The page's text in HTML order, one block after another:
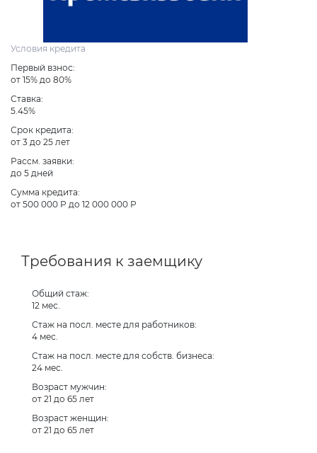
Условия кредита
Первый взнос:
от 15% до 80%
Ставка:
5.45%
Срок кредита:
от 3 до 25 лет
Рассм. заявки:
до 5 дней
Сумма кредита:
от 500 000 Р до 12 000 000 Р
Требования к заемщику
Общий стаж:
12 мес.
Стаж на посл. месте для работников:
4 мес.
Стаж на посл. месте для собств. бизнеса:
24 мес.
Возраст мужчин:
от 21 до 65 лет
Возраст женщин:
от 21 до 65 лет